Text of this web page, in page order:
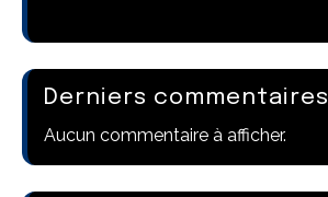
Derniers commentaires
Aucun commentaire à afficher.